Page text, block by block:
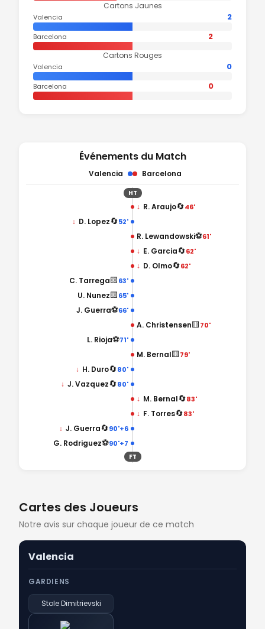
Cartons Jaunes
Valencia 2
Barcelona 2
Cartons Rouges
Valencia 0
Barcelona 0
Événements du Match
Valencia Barcelona
HT
↓ R. Araujo🔄46'
52'
🔄
↓ D. Lopez
R. Lewandowski⚽61'
↓ E. Garcia🔄62'
↓ D. Olmo🔄62'
63'
🟨
C. Tarrega
65'
🟨
U. Nunez
66'
⚽
J. Guerra
A. Christensen🟨70'
71'
⚽
L. Rioja
M. Bernal🟨79'
80'
🔄
↓ H. Duro
80'
🔄
↓ J. Vazquez
↓ M. Bernal🔄83'
↓ F. Torres🔄83'
90'+6
🔄
↓ J. Guerra
90'+7
⚽
G. Rodriguez
FT
Cartes des Joueurs
Notre avis sur chaque joueur de ce match
Valencia
GARDIENS
Stole Dimitrievski